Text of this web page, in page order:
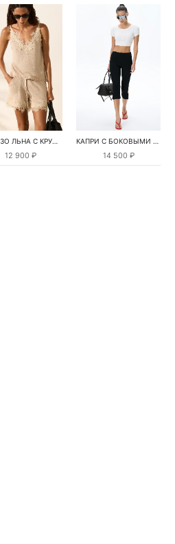
ТОП ИЗО ЛЬНА С КРУЖЕВОМ
12 900 ₽
КАПРИ С БОКОВЫМИ РАЗРЕЗАМИ
14 500 ₽